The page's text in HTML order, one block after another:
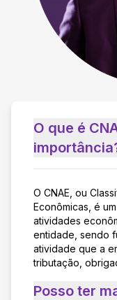
O que é
O CNAE, ou
Econômicas, é
atividades
entidade, sendo
atividade que a
tributação,
Posso ter